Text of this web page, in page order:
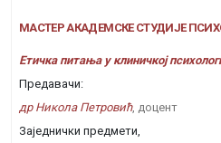
МАСТЕР АКАДЕМСКЕ СТУДИЈЕ
Етичка питања у клиничкој
Предавачи:
др Никола Петровић, доцент
Заједнички предмети,